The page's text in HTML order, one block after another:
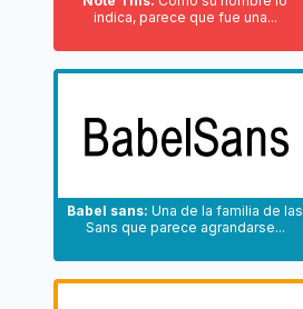
indica, parece que fue una...
Babel sans: Una de la familia de las
Sans que parece agrandarse...